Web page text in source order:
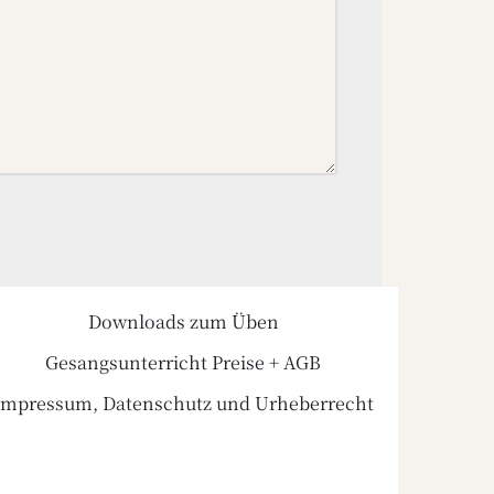
Downloads zum Üben
Gesangsunterricht Preise + AGB
Datenschutz und Urheberrecht